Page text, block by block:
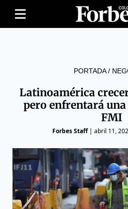
PORTADA/
Latinoamérica
pero enfrentará
FMI
Forbes Staff| abril 11,